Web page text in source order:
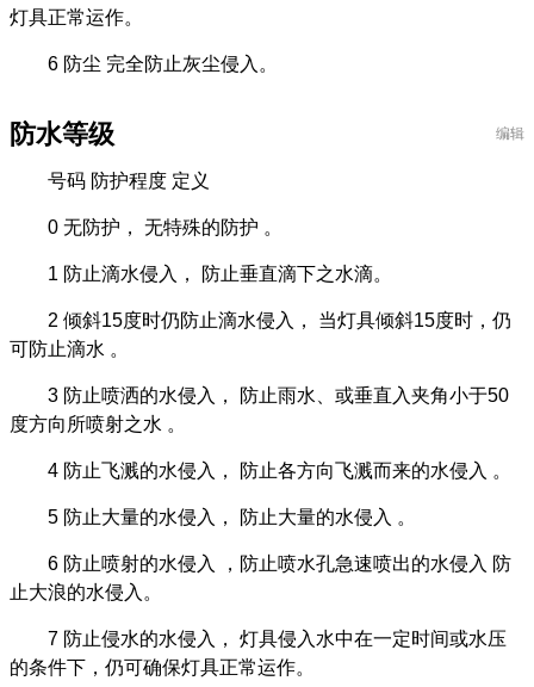
灯具正常运作。
6 防尘 完全防止灰尘侵入。
防水等级 编辑
号码 防护程度 定义
0 无防护， 无特殊的防护 。
1 防止滴水侵入， 防止垂直滴下之水滴。
2 倾斜15度时仍防止滴水侵入， 当灯具倾斜15度时，仍
可防止滴水 。
3 防止喷洒的水侵入， 防止雨水、或垂直入夹角小于50
度方向所喷射之水 。
4 防止飞溅的水侵入， 防止各方向飞溅而来的水侵入 。
5 防止大量的水侵入， 防止大量的水侵入 。
6 防止喷射的水侵入 ，防止喷水孔急速喷出的水侵入 防
止大浪的水侵入。
7 防止侵水的水侵入， 灯具侵入水中在一定时间或水压
的条件下，仍可确保灯具正常运作。